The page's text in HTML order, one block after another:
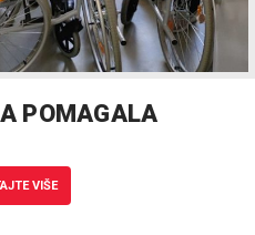
POMAGALA
VIŠE